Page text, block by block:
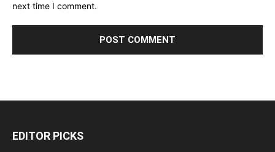
next time I comment.
EDITOR PICKS